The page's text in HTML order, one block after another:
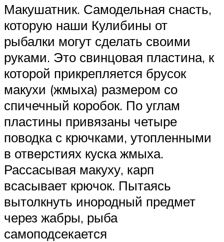
Макушатник. Самодельная снасть,
которую наши Кулибины от
рыбалки могут сделать своими
руками. Это свинцовая пластина, к
которой прикрепляется брусок
макухи (жмыха) размером со
спичечный коробок. По углам
пластины привязаны четыре
поводка с крючками, утопленными
в отверстиях куска жмыха.
Рассасывая макуху, карп
всасывает крючок. Пытаясь
вытолкнуть инородный предмет
через жабры, рыба
самоподсекается